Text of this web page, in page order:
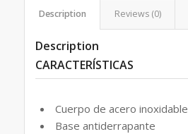
Description Reviews (0)
Description
CARACTERÍSTICAS
Cuerpo de acero inoxidable
Base antiderrapante